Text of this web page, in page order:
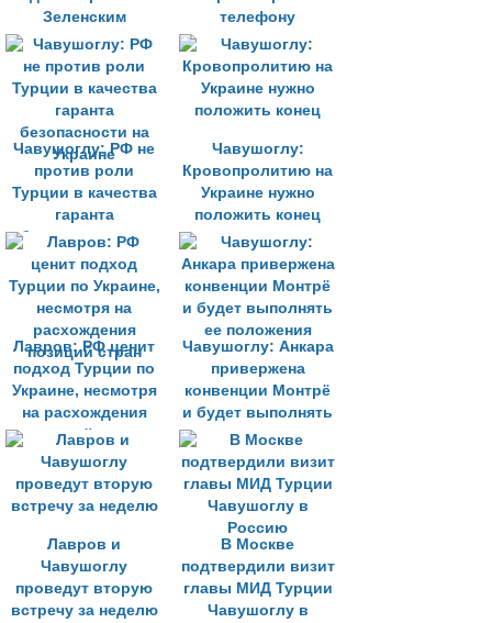
Зеленским
телефону
Чавушоглу: РФ не
против роли
Турции в качества
гаранта
безопасности на
Украине
Чавушоглу:
Кровопролитию на
Украине нужно
положить конец
Лавров: РФ ценит
подход Турции по
Украине, несмотря
на расхождения
позиций стран
Чавушоглу: Анкара
привержена
конвенции Монтрё
и будет выполнять
ее положения
Лавров и
Чавушоглу
проведут вторую
встречу за неделю
В Москве
подтвердили визит
главы МИД Турции
Чавушоглу в